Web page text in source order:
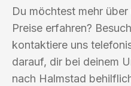
Du möchtest mehr
Preise erfahren?
kontaktiere uns
darauf, dir bei deinem
nach Halmstad